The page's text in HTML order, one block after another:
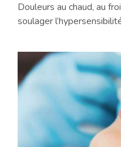
Douleurs au chaud, au
soulager